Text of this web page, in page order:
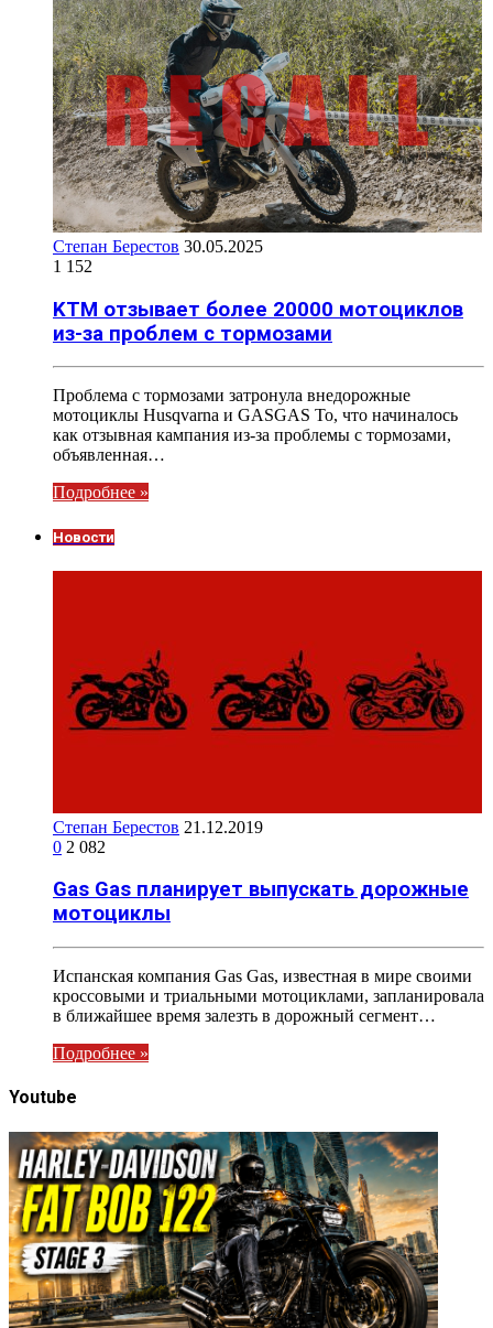
Степан Берестов 30.05.2025
1 152
KTM отзывает более 20000 мотоциклов
из-за проблем с тормозами
Проблема с тормозами затронула внедорожные
мотоциклы Husqvarna и GASGAS То, что начиналось
как отзывная кампания из-за проблемы с тормозами,
объявленная…
Подробнее »
Новости
Степан Берестов 21.12.2019
0 2 082
Gas Gas планирует выпускать дорожные
мотоциклы
Испанская компания Gas Gas, известная в мире своими
кроссовыми и триальными мотоциклами, запланировала
в ближайшее время залезть в дорожный сегмент…
Подробнее »
Youtube